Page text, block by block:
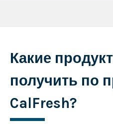
Какие
получить по
CalFresh?